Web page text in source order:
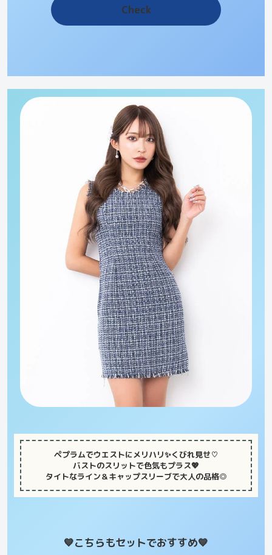
Check
ペプラムでウエストにメリハリ✨くびれ見せ♡
バストのスリットで色気もプラス💖
タイトなライン＆キャップスリーブで大人の品格◎
💙こちらもセットでおすすめ💙